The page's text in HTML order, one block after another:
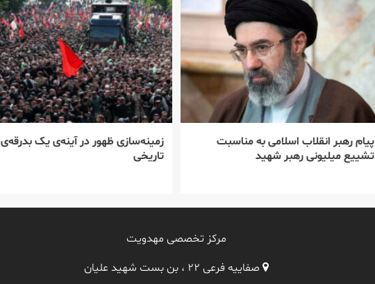
پیام رهبر انقلاب اسلامی به مناسبت
تشییع میلیونی رهبر شهید
زمینه‌سازی ظهور در آینه‌ی یک بدرقه‌ی
تاریخی
مرکز تخصصی مهدویت
صفاییه فرعی ۲۲ ، بن بست شهید علیان